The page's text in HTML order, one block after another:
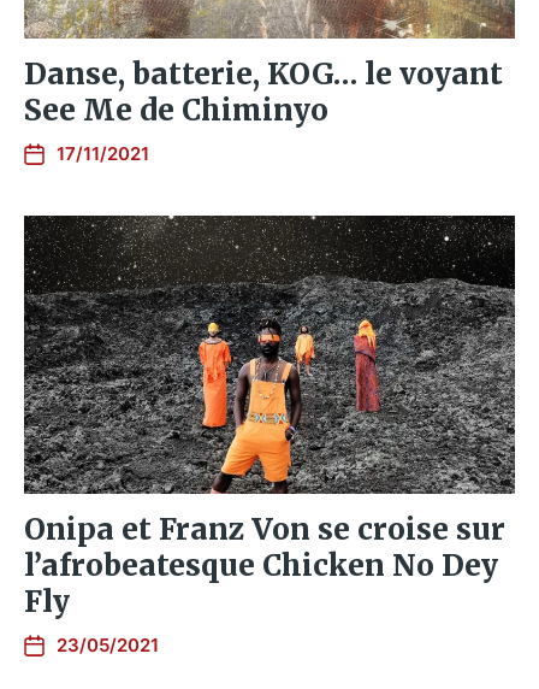
Danse, batterie, KOG… le voyant
See Me de Chiminyo
17/11/2021
Onipa et Franz Von se croise sur
l’afrobeatesque Chicken No Dey
Fly
23/05/2021